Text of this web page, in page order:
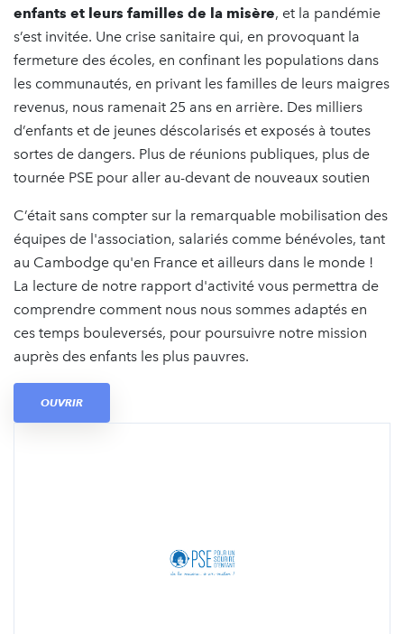
enfants et leurs familles de la misère, et la pandémie
s’est invitée. Une crise sanitaire qui, en provoquant la
fermeture des écoles, en confinant les populations dans
les communautés, en privant les familles de leurs maigres
revenus, nous ramenait 25 ans en arrière. Des milliers
d’enfants et de jeunes déscolarisés et exposés à toutes
sortes de dangers. Plus de réunions publiques, plus de
tournée PSE pour aller au-devant de nouveaux soutien
C’était sans compter sur la remarquable mobilisation des
équipes de l'association, salariés comme bénévoles, tant
au Cambodge qu'en France et ailleurs dans le monde !
La lecture de notre rapport d'activité vous permettra de
comprendre comment nous nous sommes adaptés en
ces temps bouleversés, pour poursuivre notre mission
auprès des enfants les plus pauvres.
OUVRIR